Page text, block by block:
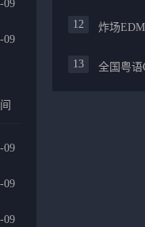
09
09
09
09
09